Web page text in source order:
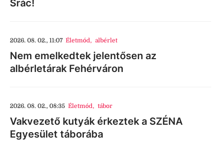
Srác!
2026. 08. 02., 11:07 Életmód, albérlet
Nem emelkedtek jelentősen az
albérletárak Fehérváron
2026. 08. 02., 08:35 Életmód, tábor
Vakvezető kutyák érkeztek a SZÉNA
Egyesület táborába